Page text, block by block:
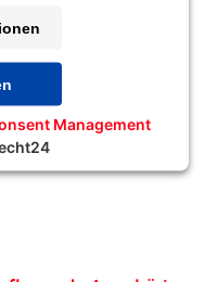
Management